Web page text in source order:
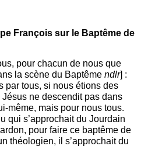
François sur le Baptême de
pour chacun de nous que
la scène du Baptême ndlr] :
par tous, si nous étions des
ne descendit pas dans
même, mais pour nous tous.
qui s’approchait du Jourdain
pour faire ce baptême de
théologien, il s’approchait du